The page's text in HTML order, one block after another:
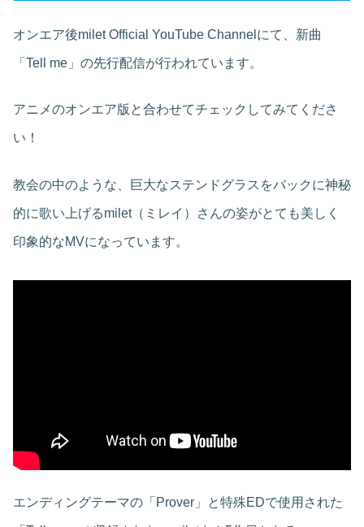
オンエア後milet Official YouTube Channelにて、新曲
「Tell me」の先行配信が行われています。
アニメのオンエア版と合わせてチェックしてみてくださ
い！
教会の中のような、巨大なステンドグラスをバックに神秘
的に歌い上げるmilet（ミレイ）さんの姿がとても美しく
印象的なMVになっています。
エンディングテーマの「Prover」と特殊EDで使用された